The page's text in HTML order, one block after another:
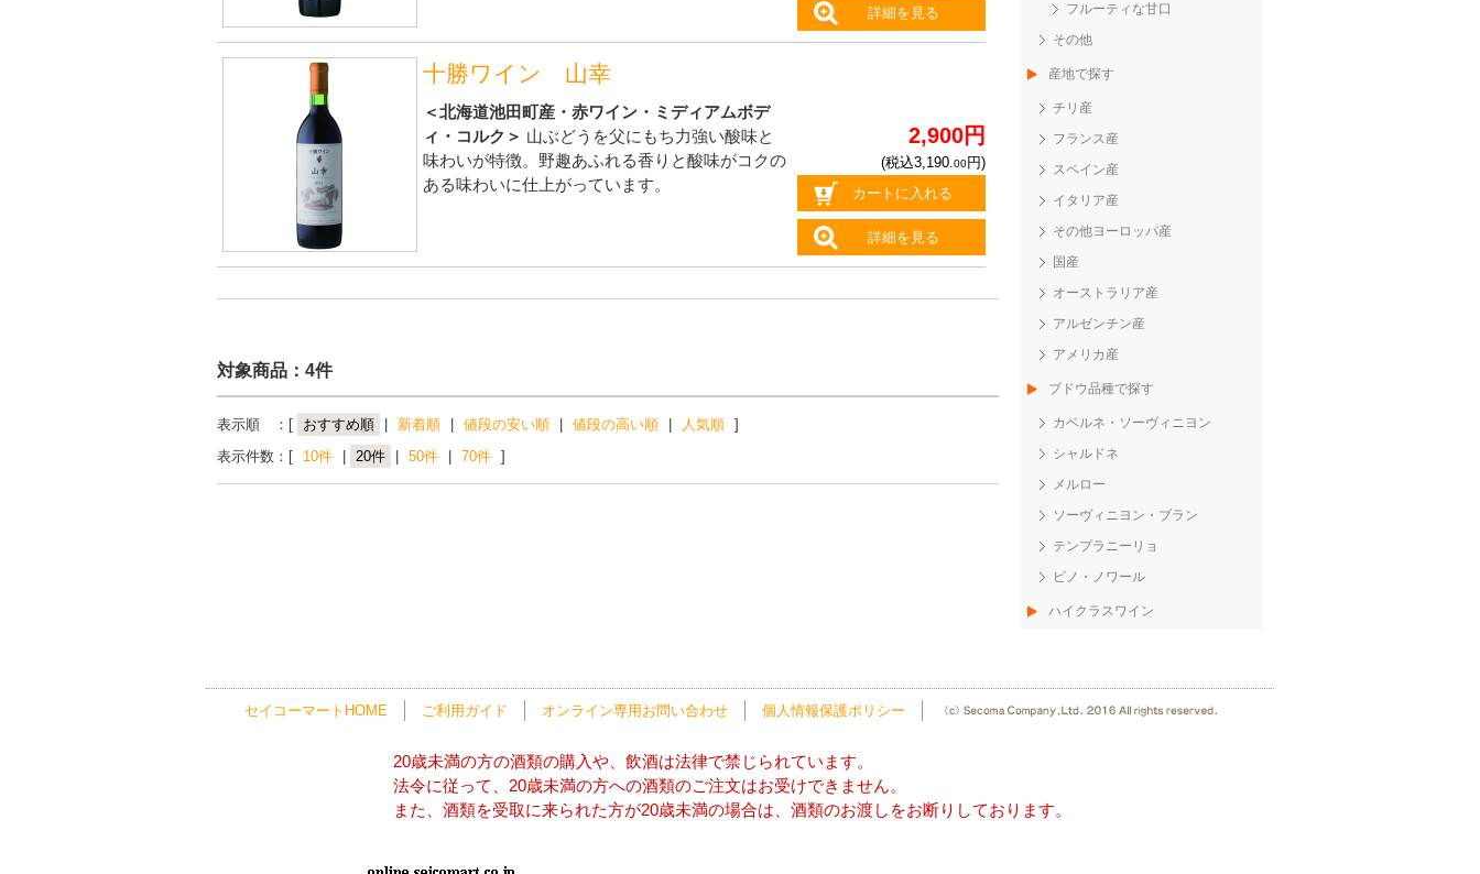
詳細を見る
十勝ワイン 山幸
＜北海道池田町産・赤ワイン・ミディアムボデ
ィ・コルク＞ 山ぶどうを父にもち力強い酸味と
味わいが特徴。野趣あふれる香りと酸味がコクの
ある味わいに仕上がっています。
2,900円
(税込3,190.00円)
カートに入れる
詳細を見る
対象商品：4件
表示順 ：[ おすすめ順 新着順 値段の安い順 値段の高い順 人気順 ]
表示件数：[
10件 20件 50件 70件 ]
フルーティな甘口
その他
産地で探す
チリ産
フランス産
スペイン産
イタリア産
その他ヨーロッパ産
国産
オーストラリア産
アルゼンチン産
アメリカ産
ブドウ品種で探す
カベルネ・ソーヴィニヨン
シャルドネ
メルロー
ソーヴィニヨン・ブラン
テンプラニーリョ
ピノ・ノワール
ハイクラスワイン
セイコーマートHOME ご利用ガイド オンライン専用お問い合わせ 個人情報保護ポリシー
20歳未満の方の酒類の購入や、飲酒は法律で禁じられています。
法令に従って、20歳未満の方への酒類のご注文はお受けできません。
また、酒類を受取に来られた方が20歳未満の場合は、酒類のお渡しをお断りしております。